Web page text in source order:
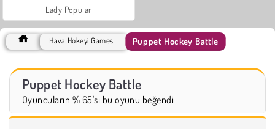
Lady Popular
Hava Hokeyi Games Puppet Hockey Battle
Puppet Hockey Battle
Oyuncuların % 65'sı bu oyunu beğendi